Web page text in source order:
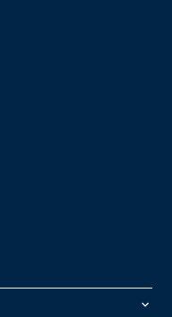
keyboard_arrow_down